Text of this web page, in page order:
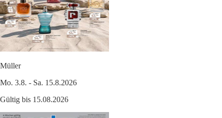
Müller
Mo. 3.8. - Sa. 15.8.2026
Gültig bis 15.08.2026